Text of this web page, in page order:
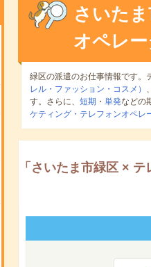
さいた
オペレ
緑区の派遣のお仕事情報です。
レル・ファッション・コスメ） 、
す。さらに、 短期 ・ 単発などの
ケティング・テレフォンオペレ
「 さいたま市緑区 × テ